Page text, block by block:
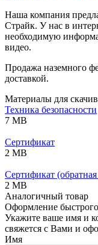
Наша компания
Страйк. У нас в
необходимую
видео.
Продажа наземного
доставкой.
Материалы для
Техника безопасности
7 MB
Сертификат
2 MB
Сертификат
2 MB
Аналогичный товар
Оформление быстрого
Укажите ваше имя и
свяжется с Вами и
Имя